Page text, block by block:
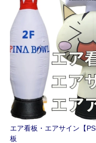
エア看板・エアサイン【
板